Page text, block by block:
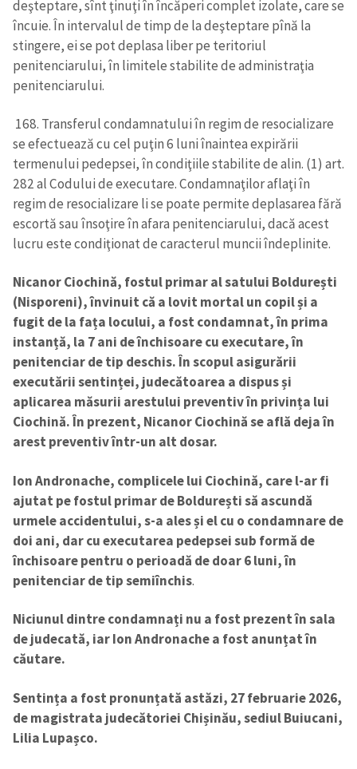
deşteptare, sînt ţinuţi în încăperi complet izolate, care se
încuie. În intervalul de timp de la deşteptare pînă la
stingere, ei se pot deplasa liber pe teritoriul
penitenciarului, în limitele stabilite de administraţia
penitenciarului.
168. Transferul condamnatului în regim de resocializare
se efectuează cu cel puţin 6 luni înaintea expirării
termenului pedepsei, în condiţiile stabilite de alin. (1) art.
282 al Codului de executare. Condamnaţilor aflaţi în
regim de resocializare li se poate permite deplasarea fără
escortă sau însoţire în afara penitenciarului, dacă acest
lucru este condiţionat de caracterul muncii îndeplinite.
Nicanor Ciochină, fostul primar al satului Boldurești
(Nisporeni), învinuit că a lovit mortal un copil și a
fugit de la fața locului, a fost condamnat, în prima
instanță, la 7 ani de închisoare cu executare, în
penitenciar de tip deschis. În scopul asigurării
executării sentinței, judecătoarea a dispus și
aplicarea măsurii arestului preventiv în privința lui
Ciochină. În prezent, Nicanor Ciochină se află deja în
arest preventiv într-un alt dosar.
Ion Andronache, complicele lui Ciochină, care l-ar fi
ajutat pe fostul primar de Boldurești să ascundă
urmele accidentului, s-a ales și el cu o condamnare de
doi ani, dar cu executarea pedepsei sub formă de
închisoare pentru o perioadă de doar 6 luni, în
penitenciar de tip semiînchis.
Niciunul dintre condamnați nu a fost prezent în sala
de judecată, iar Ion Andronache a fost anunțat în
căutare.
Sentința a fost pronunțată astăzi, 27 februarie 2026,
de magistrata judecătoriei Chișinău, sediul Buiucani,
Lilia Lupașco.
CONTACT SURSĂ
Sursă anonimă
Email+ Emailul meu
Telefon
+ Telefon personal
Am citit și sunt de
acord cupolitica de
TRIMITE ȘTIREA